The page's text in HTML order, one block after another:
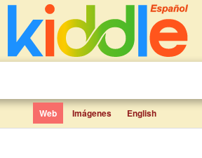
Web Imágenes English